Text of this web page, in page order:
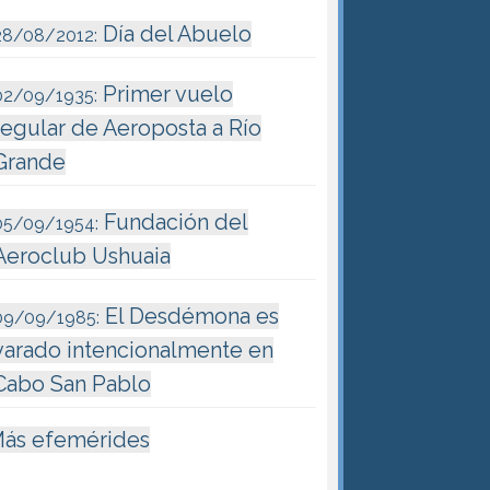
08/2012: Día del Abuelo
09/1935: Primer vuelo
de Aeroposta a Río
09/1954: Fundación del
Ushuaia
09/1985: El Desdémona es
intencionalmente en
San Pablo
efemérides